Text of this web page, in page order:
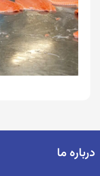
درباره ما